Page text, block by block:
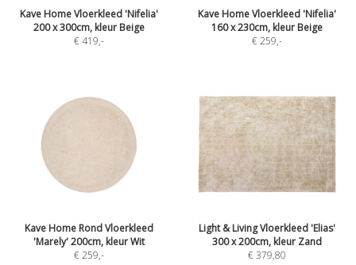
Kave Home Vloerkleed 'Nifelia'
200 x 300cm, kleur Beige
€ 419,-
Kave Home Vloerkleed 'Nifelia'
160 x 230cm, kleur Beige
€ 259,-
Kave Home Rond Vloerkleed
'Marely' 200cm, kleur Wit
€ 259,-
Light & Living Vloerkleed 'Elias'
300 x 200cm, kleur Zand
€ 379,80